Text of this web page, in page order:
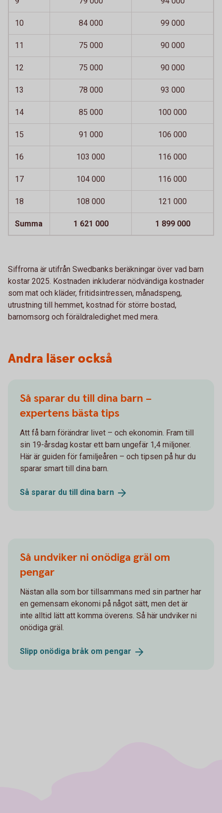
10 84 000 99 000
11 75 000 90 000
12 75 000 90 000
13 78 000 93 000
14 85 000 100 000
15 91 000 106 000
16 103 000 116 000
17 104 000 116 000
18 108 000 121 000
Summa 1 621 000 1 899 000
Siffrorna är utifrån Swedbanks beräkningar över vad barn
kostar 2025. Kostnaden inkluderar nödvändiga kostnader
som mat och kläder, fritidsintressen, månadspeng,
utrustning till hemmet, kostnad för större bostad,
barnomsorg och föräldraledighet med mera.
Andra läser också
Så sparar du till dina barn –
expertens bästa tips
Att få barn förändrar livet – och ekonomin. Fram till
sin 19-årsdag kostar ett barn ungefär 1,4 miljoner.
Här är guiden för familjeåren – och tipsen på hur du
sparar smart till dina barn.
Så sparar du till dina barn
Så undviker ni onödiga gräl om
pengar
Nästan alla som bor tillsammans med sin partner har
en gemensam ekonomi på något sätt, men det är
inte alltid lätt att komma överens. Så här undviker ni
onödiga gräl.
Slipp onödiga bråk om pengar